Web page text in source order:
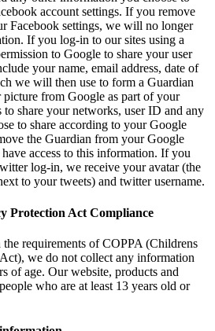
account settings. If you remove
Facebook settings, we will no longer
If you log-in to our sites using a
to Google to share your user
your name, email address, date of
we will then use to form a Guardian
from Google as part of your
share your networks, user ID and any
to share according to your Google
the Guardian from your Google
access to this information. If you
log-in, we receive your avatar (the
to your tweets) and twitter username.
Protection Act Compliance
requirements of COPPA (Childrens
we do not collect any information
of age. Our website, products and
who are at least 13 years old or